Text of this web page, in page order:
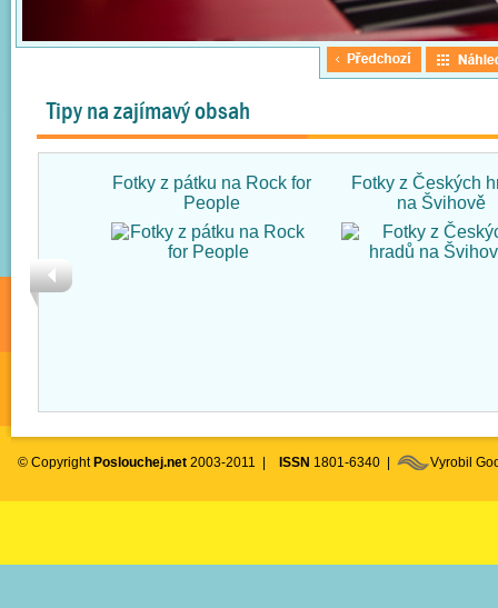
Tipy na zajímavý obsah
Fotky z pátku na Rock for
People
Fotky z Českých
na Švihově
© Copyright Poslouchej.net 2003-2011 | ISSN 1801-6340 | Vyrobil